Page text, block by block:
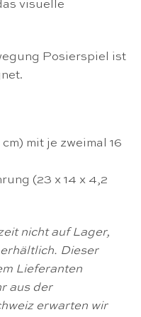
visuelle
Posierspiel ist
mit je zweimal 16
(23 x 14 x 4,2
nicht auf Lager,
Dieser
Lieferanten
aus der
erwarten wir